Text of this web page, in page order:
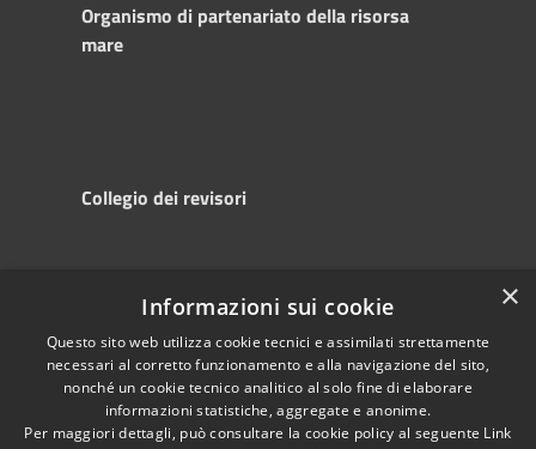
Organismo di partenariato della risorsa
mare
Collegio dei revisori
Accessibility
Privacy
Cookie
Sitemap
Copyright © 2025
Autorità di
Sistema Portuale
del Mare Adriatico
Centrale
×
Informazioni sui cookie
Questo sito web utilizza cookie tecnici e assimilati strettamente
necessari al corretto funzionamento e alla navigazione del sito,
nonché un cookie tecnico analitico al solo fine di elaborare
informazioni statistiche, aggregate e anonime.
Per maggiori dettagli, può consultare la cookie policy al seguente Link